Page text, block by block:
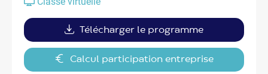
Télécharger le programme
Calcul participation entreprise